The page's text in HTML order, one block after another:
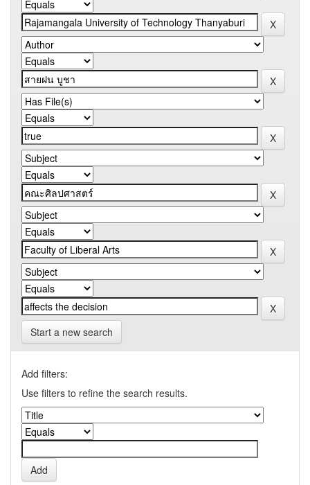
Start a new search
Add filters:
Use filters to refine the search results.